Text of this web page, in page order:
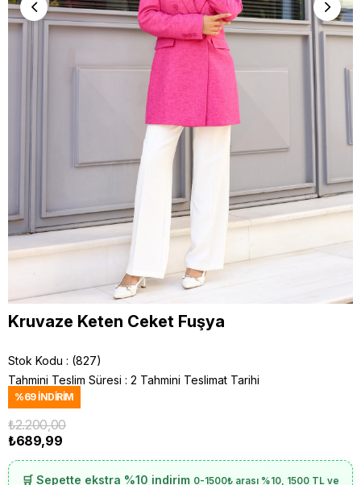
Kruvaze Keten Ceket Fuşya
Stok Kodu
(827)
Tahmini Teslim Süresi : 2 Tahmini Teslimat Tarihi
%69İNDIRIM
₺2.200,00
₺689,99
🛒 Sepette ekstra %10 indirim 0-1500₺ arası %10, 1500 TL ve